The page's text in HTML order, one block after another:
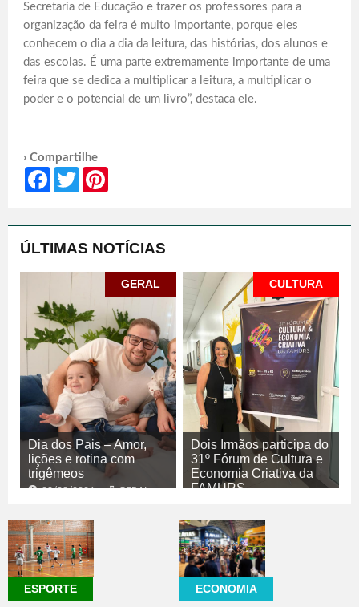
Secretaria de Educação e trazer os professores para a
organização da feira é muito importante, porque eles
conhecem o dia a dia da leitura, das histórias, dos alunos e
das escolas. É uma parte extremamente importante de uma
feira que se dedica a multiplicar a leitura, a multiplicar o
poder e o potencial de um livro”, destaca ele.
› Compartilhe
FacebookTwitter
ÚLTIMAS NOTÍCIAS
GERAL
Dia dos Pais – Amor,
lições e rotina com
trigêmeos
08/08/2026 GERAL
CULTURA
Dois Irmãos participa do
31º Fórum de Cultura e
Economia Criativa da
FAMURS
CULTURA
ESPORTE ECONOMIA